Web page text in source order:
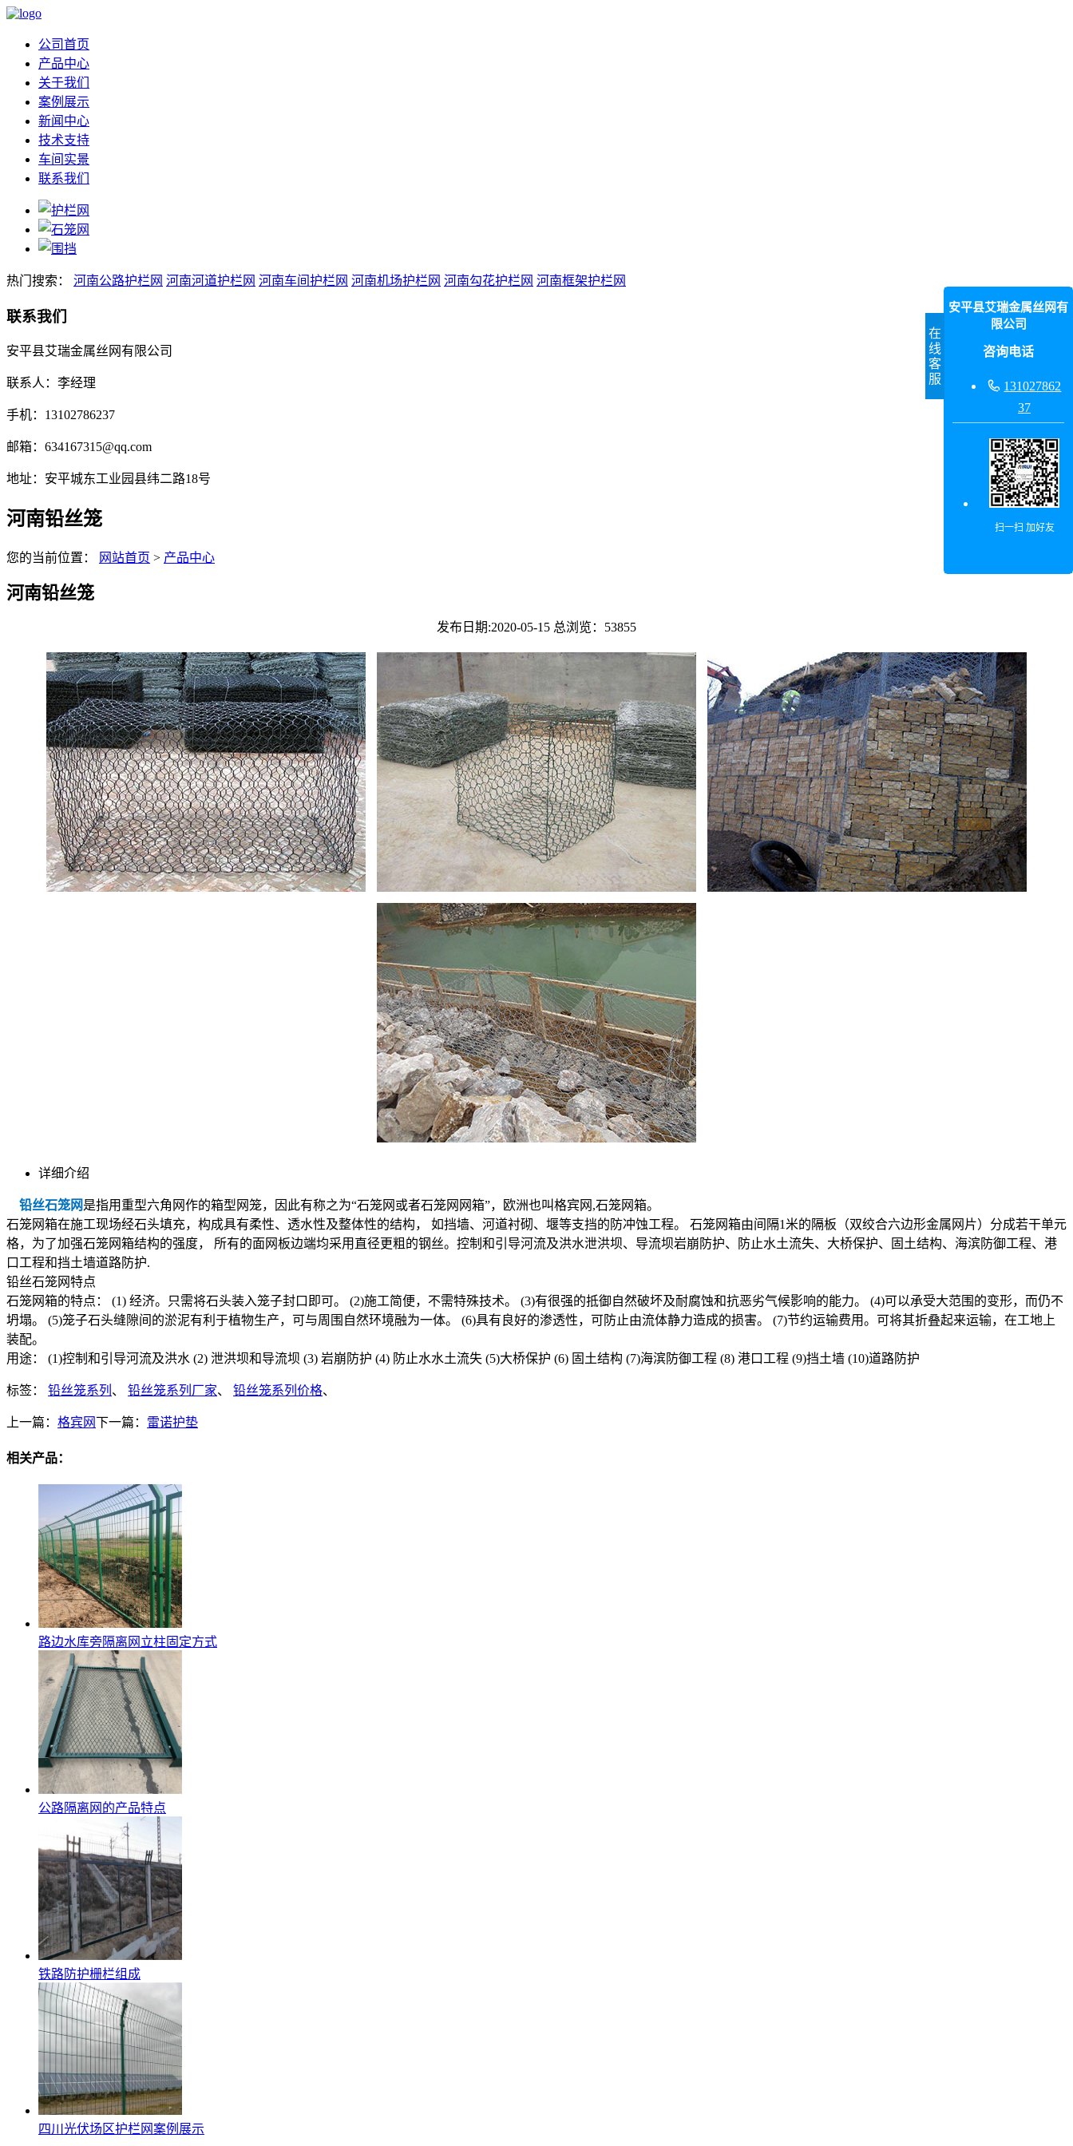
公司首页
产品中心
关于我们
案例展示
新闻中心
技术支持
车间实景
联系我们
热门搜索： 河南公路护栏网 河南河道护栏网 河南车间护栏网 河南机场护栏网 河南勾花护栏网 河南框架护栏网
联系我们
安平县艾瑞金属丝网有限公司
联系人：李经理
手机：13102786237
邮箱：634167315@qq.com
地址：安平城东工业园县纬二路18号
河南铅丝笼
您的当前位置： 网站首页 > 产品中心
河南铅丝笼
发布日期:2020-05-15 总浏览： 53855
详细介绍
铅丝石笼网是指用重型六角网作的箱型网笼，因此有称之为“石笼网或者石笼网网箱”，欧洲也叫格宾网,石笼网箱。
石笼网箱在施工现场经石头填充，构成具有柔性、透水性及整体性的结构， 如挡墙、河道衬砌、堰等支挡的防冲蚀工程。 石笼网箱由间隔1米的隔板（双绞合六边形金属网片）分成若干单元
格，为了加强石笼网箱结构的强度， 所有的面网板边端均采用直径更粗的钢丝。控制和引导河流及洪水泄洪坝、导流坝岩崩防护、防止水土流失、大桥保护、固土结构、海滨防御工程、港
口工程和挡土墙道路防护.
铅丝石笼网特点
石笼网箱的特点： (1) 经济。只需将石头装入笼子封口即可。 (2)施工简便，不需特殊技术。 (3)有很强的抵御自然破坏及耐腐蚀和抗恶劣气候影响的能力。 (4)可以承受大范围的变形，而仍不
坍塌。 (5)笼子石头缝隙间的淤泥有利于植物生产，可与周围自然环境融为一体。 (6)具有良好的渗透性，可防止由流体静力造成的损害。 (7)节约运输费用。可将其折叠起来运输，在工地上
装配。
用途： (1)控制和引导河流及洪水 (2) 泄洪坝和导流坝 (3) 岩崩防护 (4) 防止水水土流失 (5)大桥保护 (6) 固土结构 (7)海滨防御工程 (8) 港口工程 (9)挡土墙 (10)道路防护
标签： 铅丝笼系列 、 铅丝笼系列厂家、 铅丝笼系列价格、
上一篇： 格宾网下一篇： 雷诺护垫
相关产品：
路边水库旁隔离网立柱固定方式
公路隔离网的产品特点
铁路防护栅栏组成
四川光伏场区护栏网案例展示
在
线
客
服
安平县艾瑞金属丝网有
限公司
咨询电话
 131027862
37
扫一扫 加好友